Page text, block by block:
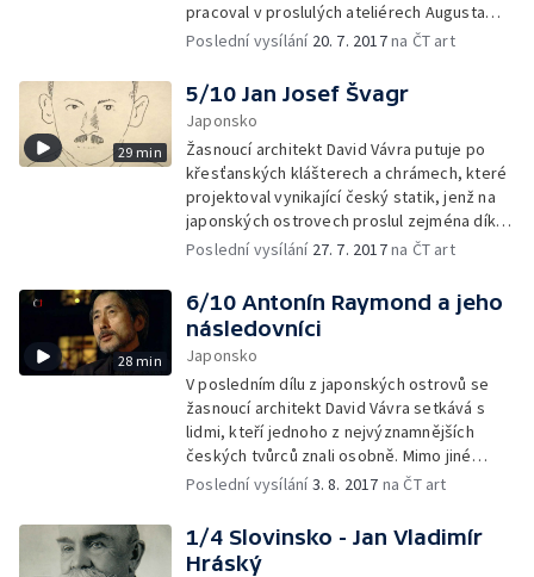
pracoval v proslulých ateliérech Augusta
Perreta a Antonína Raymonda. Jeho vlastní
Trojského mostu.
Poslední vysílání 20. 7. 2017na ČT art
29 min
5/10 Jan Josef Švagr
Japonsko
Žasnoucí architekt David Vávra putuje po
křesťanských klášterech a chrámech, které
projektoval vynikající český statik, jenž na
japonských ostrovech proslul zejména díky
svým konstrukcím odolným proti
Poslední vysílání 27. 7. 2017na ČT art
28 min
6/10 Antonín Raymond a jeho
následovníci
Japonsko
V posledním dílu z japonských ostrovů se
žasnoucí architekt David Vávra setkává s
lidmi, kteří jednoho z nejvýznamnějších
českých tvůrců znali osobně. Mimo jiné
navštívíme i jeho stále fungující ateliér v
Poslední vysílání3. 8. 2017 na ČT art
1/4 Slovinsko - Jan Vladimír
Hráský